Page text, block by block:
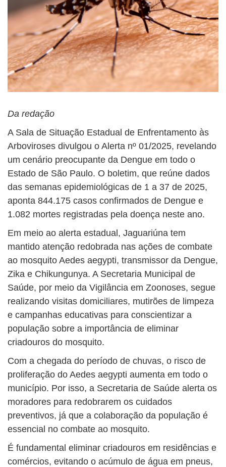
Da redação
A Sala de Situação Estadual de Enfrentamento às
Arboviroses divulgou o Alerta nº 01/2025, revelando
um cenário preocupante da Dengue em todo o
Estado de São Paulo. O boletim, que reúne dados
das semanas epidemiológicas de 1 a 37 de 2025,
aponta 844.175 casos confirmados de Dengue e
1.082 mortes registradas pela doença neste ano.
Em meio ao alerta estadual, Jaguariúna tem
mantido atenção redobrada nas ações de combate
ao mosquito Aedes aegypti, transmissor da Dengue,
Zika e Chikungunya. A Secretaria Municipal de
Saúde, por meio da Vigilância em Zoonoses, segue
realizando visitas domiciliares, mutirões de limpeza
e campanhas educativas para conscientizar a
população sobre a importância de eliminar
criadouros do mosquito.
Com a chegada do período de chuvas, o risco de
proliferação do Aedes aegypti aumenta em todo o
município. Por isso, a Secretaria de Saúde alerta os
moradores para redobrarem os cuidados
preventivos, já que a colaboração da população é
essencial no combate ao mosquito.
É fundamental eliminar criadouros em residências e
comércios, evitando o acúmulo de água em pneus,